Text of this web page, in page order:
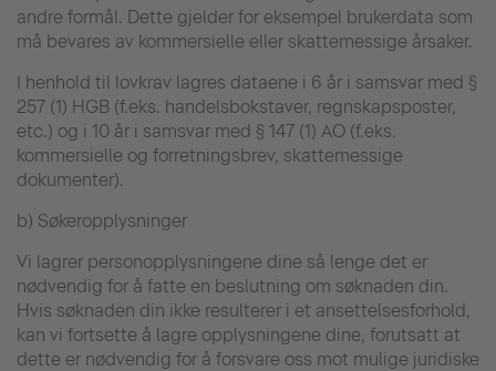
andre formål. Dette gjelder for eksempel brukerdata som
må bevares av kommersielle eller skattemessige årsaker.
I henhold til lovkrav lagres dataene i 6 år i samsvar med §
257 (1) HGB (f.eks. handelsbokstaver, regnskapsposter,
etc.) og i 10 år i samsvar med § 147 (1) AO (f.eks.
kommersielle og forretningsbrev, skattemessige
dokumenter).
b) Søkeropplysninger
Vi lagrer personopplysningene dine så lenge det er
nødvendig for å fatte en beslutning om søknaden din.
Hvis søknaden din ikke resulterer i et ansettelsesforhold,
kan vi fortsette å lagre opplysningene dine, forutsatt at
dette er nødvendig for å forsvare oss mot mulige juridiske